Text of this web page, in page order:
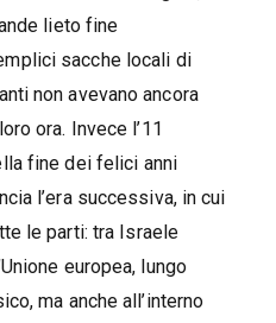
lieto fine
sacche locali di
non avevano ancora
ora. Invece l’11
fine dei felici anni
l’era successiva, in cui
le parti: tra Israele
europea, lungo
ma anche all’interno